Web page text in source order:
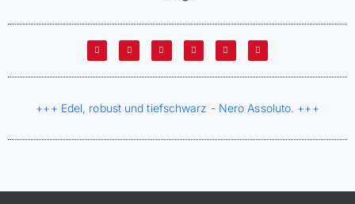
+++ Edel, robust und tiefschwarz - Nero Assoluto. +++